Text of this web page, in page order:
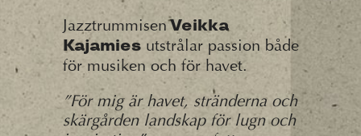
JazztrummisenVeikka
Kajamiesutstrålar passion både
för musiken och för havet.
”För mig är havet, stränderna och
skärgården landskap för lugn och